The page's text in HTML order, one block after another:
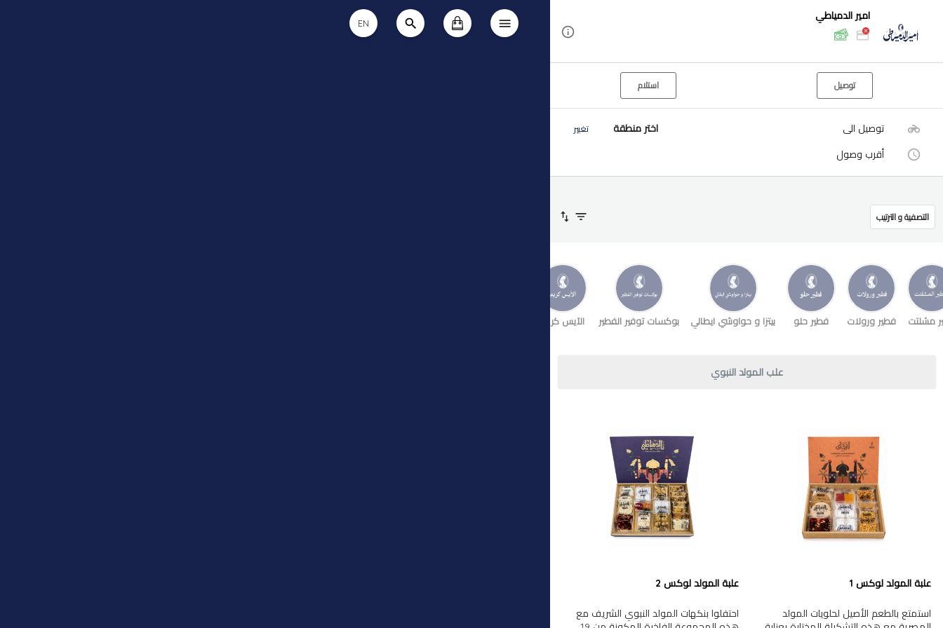
EN
امير الدمياطي
توصيل استلام
توصيل الى اختر منطقة تغيير
أقرب وصول
التصفية و الترتيب
مشلتت فطير ورولات فطير حلو بيتزا و حواوشي ايطالي بوكسات توفير الفطير الآيس كريم
علب المولد النبوي
علبة المولد لوكس 1
استمتع بالطعم الأصيل لحلويات المولد
علبة المولد لوكس 2
احتفلوا بنكهات المولد النبوي الشريف مع